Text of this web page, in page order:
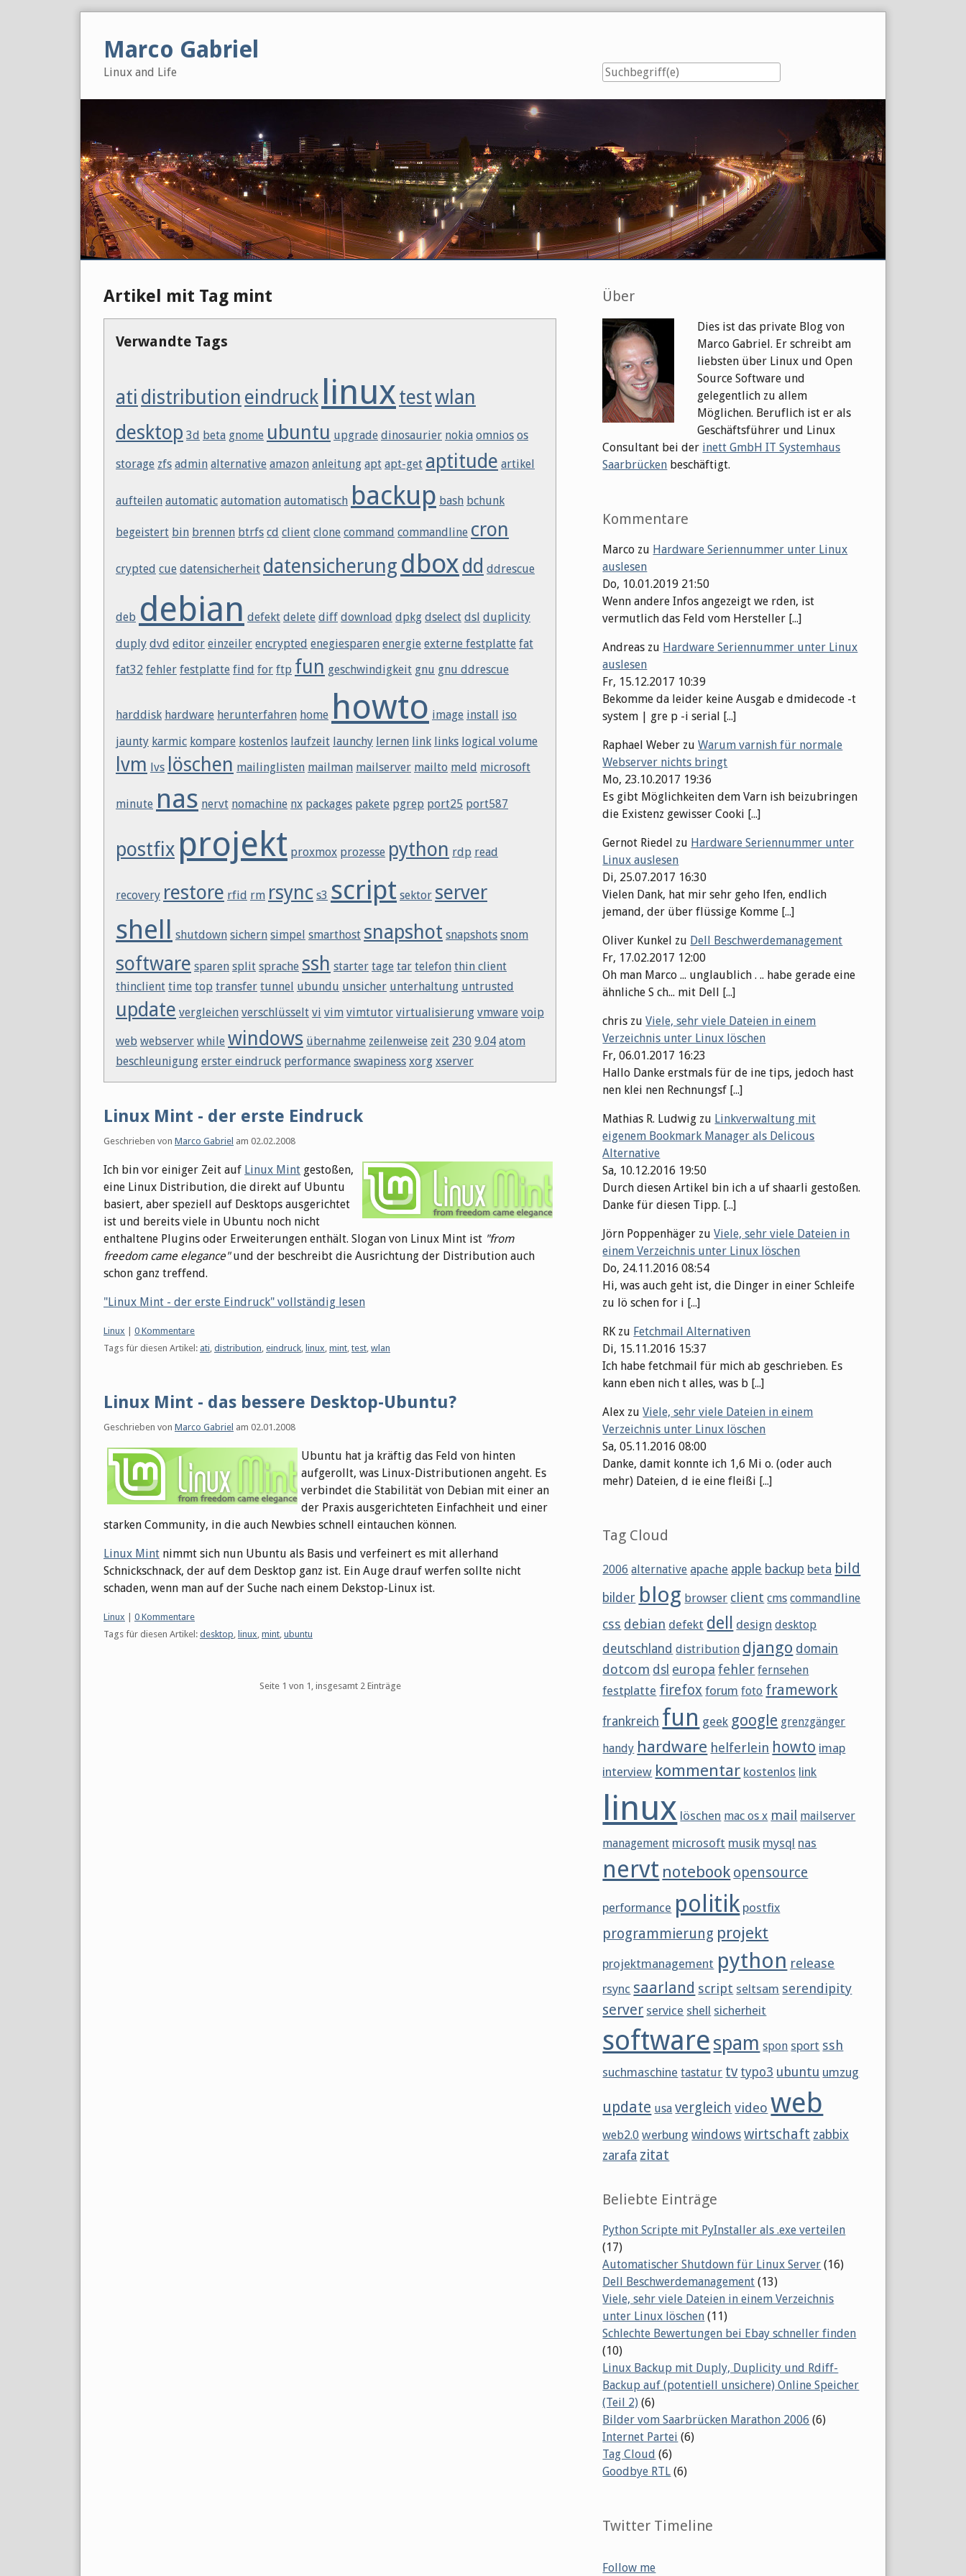
Marco Gabriel
Linux and Life
Artikel mit Tag mint
Verwandte Tags
ati distribution eindruck linuxtestwlan
desktop 3d beta gnome ubuntu upgrade dinosaurier nokia omnios os
storage zfs admin alternative amazon anleitung apt apt-get aptitude artikel
aufteilen automatic automation automatisch backup bash bchunk
begeistert bin brennen btrfs cd client clone command commandline cron
crypted cue datensicherheit datensicherung dboxdd ddrescue
deb debian defekt delete diff download dpkg dselect dsl duplicity
duply dvd editor einzeiler encrypted enegiesparen energie externe festplatte fat
fat32 fehler festplatte find for ftp fun geschwindigkeit gnu gnu ddrescue
harddisk hardware herunterfahren home howto image install iso
jaunty karmic kompare kostenlos laufzeit launchy lernen link links logical volume
lvm lvs löschen mailinglisten mailman mailserver mailto meld microsoft
minute nas nervt nomachine nx packages pakete pgrep port25 port587
postfix projekt proxmox prozesse python rdp read
recovery restore rfid rm rsync s3 script sektor server
shell shutdown sichern simpel smarthost snapshot snapshots snom
software sparen split sprache ssh starter tage tar telefon thin client
thinclient time top transfer tunnel ubundu unsicher unterhaltung untrusted
update vergleichen verschlüsselt vi vim vimtutor virtualisierung vmware voip
web webserver while windows übernahme zeilenweise zeit 230 9.04 atom
beschleunigung erster eindruck performance swapiness xorg xserver
Linux Mint - der erste Eindruck
Geschrieben von Marco Gabriel am 02.02.2008
Ich bin vor einiger Zeit auf Linux Mint gestoßen,
eine Linux Distribution, die direkt auf Ubuntu
basiert, aber speziell auf Desktops ausgerichtet
ist und bereits viele in Ubuntu noch nicht
enthaltene Plugins oder Erweiterungen enthält. Slogan von Linux Mint ist "from
freedom came elegance"und der beschreibt die Ausrichtung der Distribution auch
schon ganz treffend.
"Linux Mint - der erste Eindruck" vollständig lesen
Kategorien:
Linux | 0 Kommentare
Tags für diesen Artikel: ati distribution eindruck linux mint test wlan
Linux Mint - das bessere Desktop-Ubuntu?
Geschrieben von Marco Gabriel am 02.01.2008
Ubuntu hat ja kräftig das Feld von hinten
aufgerollt, was Linux-Distributionen angeht. Es
verbindet die Stabilität von Debian mit einer an
der Praxis ausgerichteten Einfachheit und einer
starken Community, in die auch Newbies schnell eintauchen können.
Linux Mint nimmt sich nun Ubuntu als Basis und verfeinert es mit allerhand
Schnickschnack, der auf dem Desktop ganz ist. Ein Auge drauf werfen sollte nicht
schaden, wenn man auf der Suche nach einem Dekstop-Linux ist.
Kategorien:
Linux | 0 Kommentare
Tags für diesen Artikel: desktop linux mint ubuntu
Seite 1 von 1, insgesamt 2 Einträge
Seitenleiste
Über
Dies ist das private Blog von
Marco Gabriel. Er schreibt am
liebsten über Linux und Open
Source Software und
gelegentlich zu allem
Möglichen. Beruflich ist er als
Geschäftsführer und Linux
Consultant bei der inett GmbH IT Systemhaus
Saarbrücken beschäftigt.
Kommentare
Marco zu Hardware Seriennummer unter Linux
auslesen
Do, 10.01.2019 21:50
Wenn andere Infos angezeigt we rden, ist
vermutlich das Feld vom Hersteller [...]
Andreas zu Hardware Seriennummer unter Linux
auslesen
Fr, 15.12.2017 10:39
Bekomme da leider keine Ausgab e dmidecode -t
system | gre p -i serial [...]
Raphael Weber zuWarum varnish für normale
Webserver nichts bringt
Mo, 23.10.2017 19:36
Es gibt Möglichkeiten dem Varn ish beizubringen
die Existenz gewisser Cooki [...]
Gernot Riedel zu Hardware Seriennummer unter
Linux auslesen
Di, 25.07.2017 16:30
Vielen Dank, hat mir sehr geho lfen, endlich
jemand, der über flüssige Komme [...]
Oliver Kunkel zu Dell Beschwerdemanagement
Fr, 17.02.2017 12:00
Oh man Marco ... unglaublich . .. habe gerade eine
ähnliche S ch... mit Dell [...]
chris zuViele, sehr viele Dateien in einem
Verzeichnis unter Linux löschen
Fr, 06.01.2017 16:23
Hallo Danke erstmals für de ine tips, jedoch hast
nen klei nen Rechnungsf [...]
Mathias R. Ludwig zu Linkverwaltung mit
eigenem Bookmark Manager als Delicous
Alternative
Sa, 10.12.2016 19:50
Durch diesen Artikel bin ich a uf shaarli gestoßen.
Danke für diesen Tipp. [...]
Jörn Poppenhäger zuViele, sehr viele Dateien in
einem Verzeichnis unter Linux löschen
Do, 24.11.2016 08:54
Hi, was auch geht ist, die Dinger in einer Schleife
zu lö schen for i [...]
RK zu Fetchmail Alternativen
Di, 15.11.2016 15:37
Ich habe fetchmail für mich ab geschrieben. Es
kann eben nich t alles, was b [...]
Alex zuViele, sehr viele Dateien in einem
Verzeichnis unter Linux löschen
Sa, 05.11.2016 08:00
Danke, damit konnte ich 1,6 Mi o. (oder auch
mehr) Dateien, d ie eine fleißi [...]
Tag Cloud
2006 alternative apache apple backup beta bild
bilder blog browser client cms commandline
css debian defekt dell design desktop
deutschland distribution django domain
dotcom dsl europa fehler fernsehen
festplatte firefox forum foto framework
frankreich fun geek google grenzgänger
handy hardware helferlein howto imap
interview kommentar kostenlos link
linux löschen mac os x mail mailserver
management microsoft musik mysql nas
nervt notebook opensource
performance politik postfix
programmierung projekt
projektmanagement python release
rsync saarland script seltsam serendipity
server service shell sicherheit
softwarespam spon sport ssh
suchmaschine tastatur tv typo3 ubuntu umzug
update usa vergleich video web
web2.0 werbung windows wirtschaft zabbix
zarafa zitat
Beliebte Einträge
Python Scripte mit PyInstaller als .exe verteilen
(17)
Automatischer Shutdown für Linux Server (16)
Dell Beschwerdemanagement (13)
Viele, sehr viele Dateien in einem Verzeichnis
unter Linux löschen (11)
Schlechte Bewertungen bei Ebay schneller finden
(10)
Linux Backup mit Duply, Duplicity und Rdiff-
Backup auf (potentiell unsichere) Online Speicher
(Teil 2) (6)
Bilder vom Saarbrücken Marathon 2006 (6)
Internet Partei (6)
Tag Cloud (6)
Goodbye RTL (6)
Twitter Timeline
Follow me